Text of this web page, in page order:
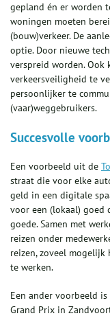
gepland én er worden
woningen moeten
(bouw)verkeer. De
optie. Door nieuwe
verspreid worden. Ook
verkeersveiligheid te
persoonlijker te
(vaar)weggebruikers.
Succesvolle
Een voorbeeld uit de
straat die voor elke
geld in een digitale
voor een (lokaal) goed
goede. Samen met
reizen onder
reizen, zoveel
te werken.
Een ander voorbeeld
Grand Prix in